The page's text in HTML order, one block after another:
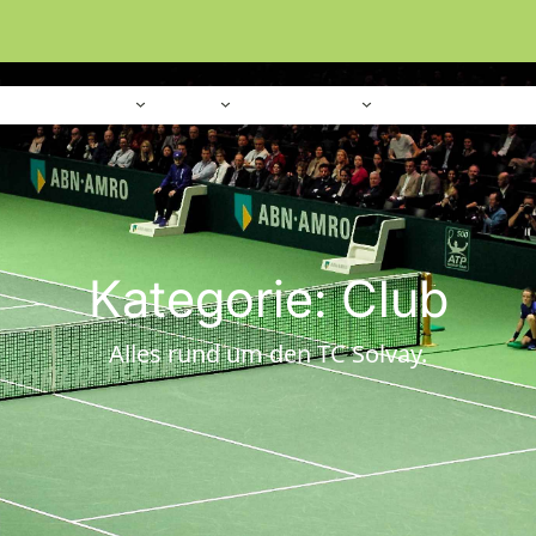
Kategorie:Club
Alles rund um den TC Solvay.